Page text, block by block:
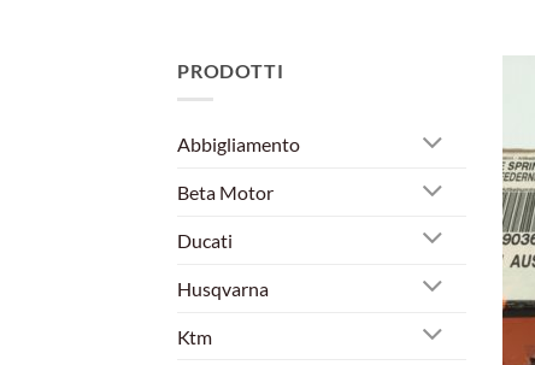
PRODOTTI
Abbigliamento
Beta Motor
Ducati
Husqvarna
Ktm